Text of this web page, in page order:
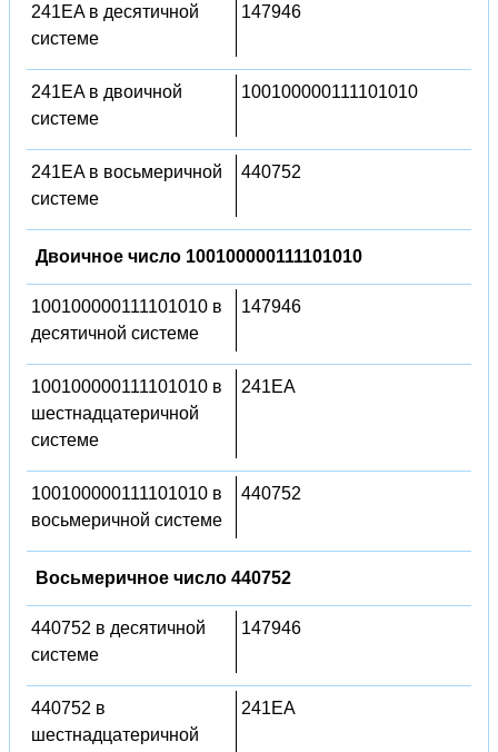
241EA в десятичной
системе
147946
241EA в двоичной
системе
100100000111101010
241EA в восьмеричной
системе
440752
Двоичное число 100100000111101010
100100000111101010 в
десятичной системе
147946
100100000111101010 в
шестнадцатеричной
системе
241EA
100100000111101010 в
восьмеричной системе
440752
Восьмеричное число 440752
440752 в десятичной
системе
147946
440752 в
шестнадцатеричной
241EA